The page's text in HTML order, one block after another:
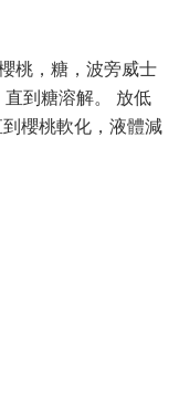
桃，糖，波旁威士
到糖溶解。 放低
櫻桃軟化，液體減